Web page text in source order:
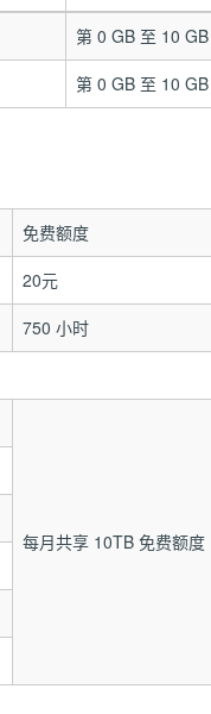
第 0 GB 至 10 GB
第 0 GB 至 10 GB
免费额度
20元
750 小时
每月共享 10TB 免费额度